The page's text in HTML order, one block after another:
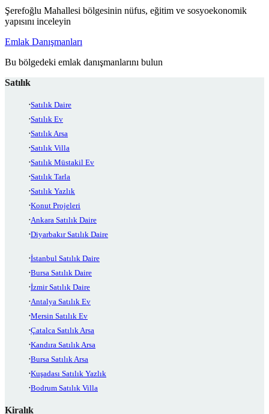
Şerefoğlu Mahallesi bölgesinin nüfus, eğitim ve sosyoekonomik
yapısını inceleyin
Emlak Danışmanları
Bu bölgedeki emlak danışmanlarını bulun
Satılık
Satılık Daire
Satılık Ev
Satılık Arsa
Satılık Villa
Satılık Müstakil Ev
Satılık Tarla
Satılık Yazlık
Konut Projeleri
Ankara Satılık Daire
Diyarbakır Satılık Daire
İstanbul Satılık Daire
Bursa Satılık Daire
İzmir Satılık Daire
Antalya Satılık Ev
Mersin Satılık Ev
Çatalca Satılık Arsa
Kandıra Satılık Arsa
Bursa Satılık Arsa
Kuşadası Satılık Yazlık
Bodrum Satılık Villa
Kiralık